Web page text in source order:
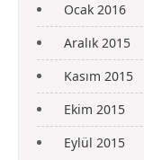
Ocak 2016
Aralık 2015
Kasım 2015
Ekim 2015
Eylül 2015